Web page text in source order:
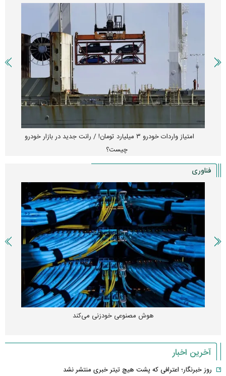
امتیاز واردات خودرو ۳ میلیارد تومان! / رانت جدید در بازار خودرو
چیست؟
فناوری
هوش مصنوعی خودزنی می‌کند
آخرین اخبار
روز خبرنگار؛ اعترافی که پشت هیچ تیتر خبری منتشر نشد